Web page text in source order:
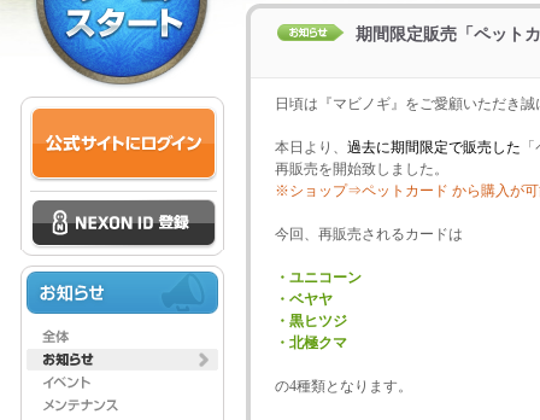
期間限定販売「ペット
日頃は『マビノギ』をご愛顧いただき
本日より、 過去に期間限定で販売した
再販売を開始致しました。
※ショップ⇒ペットカード から購入が
今回、再販売されるカードは
・ユニコーン
・ベヤヤ
・黒ヒツジ
・北極クマ
の4種類となります。